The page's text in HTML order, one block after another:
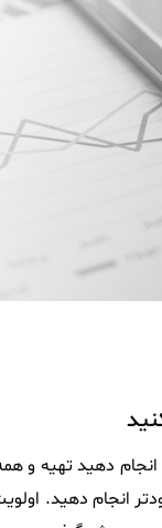
دهید تهیه و
انجام دهید.